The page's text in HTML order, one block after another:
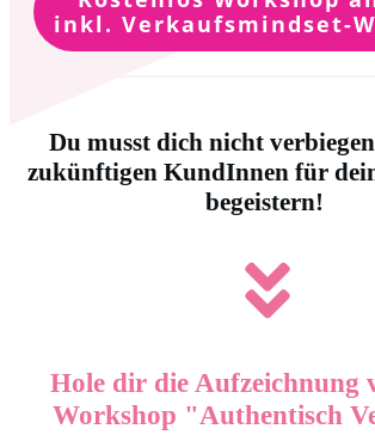
inkl. Verkaufsmindset-
Du musst dich nicht
zukünftigen KundInnen für
begeistern!
Hole dir die Aufzeichnung
Workshop "Authentisch